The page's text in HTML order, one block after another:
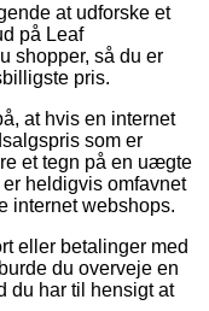
at udforske et
på Leaf
shopper, så du er
pris.
at hvis en internet
som er
et tegn på en uægte
heldigvis omfavnet
internet webshops.
eller betalinger med
du overveje en
du har til hensigt at